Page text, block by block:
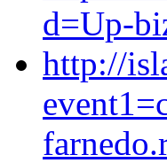
d=Up-
http://